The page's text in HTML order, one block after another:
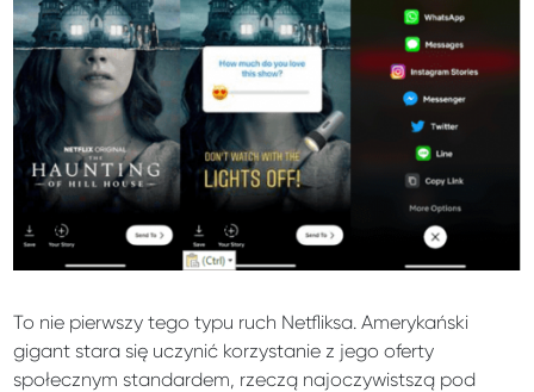
To nie pierwszy tego typu ruch Netfliksa. Amerykański
gigant stara się uczynić korzystanie z jego oferty
społecznym standardem, rzeczą najoczywistszą pod